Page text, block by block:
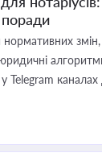
поради
каналах